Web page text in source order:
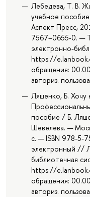
Лебедева, Т. В.
учебное
Аспект Пресс,
7567–0655-0. —
электронно-
https://
обращения:
авториз.
Ляшенко, Б. Хочу
пособие / Б.
Шевелева. —
с. — ISBN 978-5-
электронный //
библиотечная
https://
обращения:
авториз.